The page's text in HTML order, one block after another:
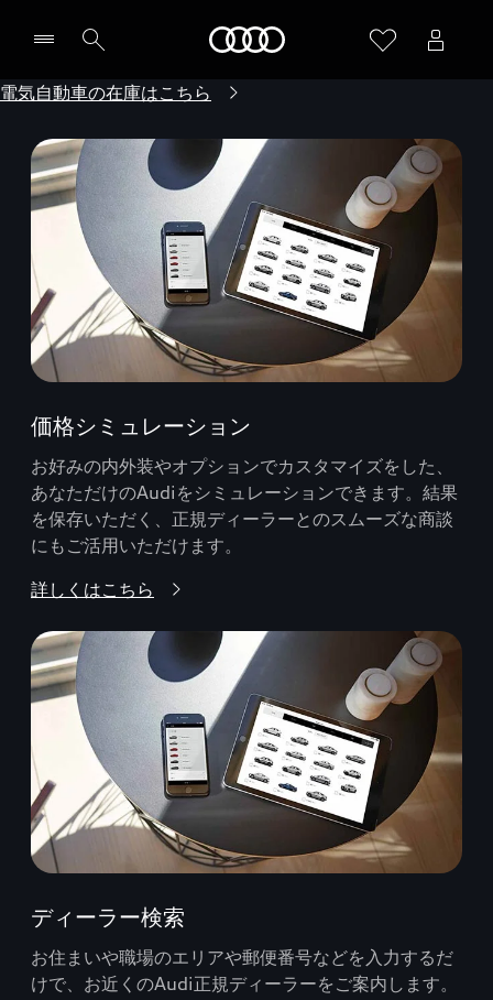
電気自動車の在庫はこちら
価格シミュレーション
お好みの内外装やオプションでカスタマイズをした、
あなただけのAudiをシミュレーションできます。結果
を保存いただく、正規ディーラーとのスムーズな商談
にもご活用いただけます。
詳しくはこちら
ディーラー検索
お住まいや職場のエリアや郵便番号などを入力するだ
けで、お近くのAudi正規ディーラーをご案内します。